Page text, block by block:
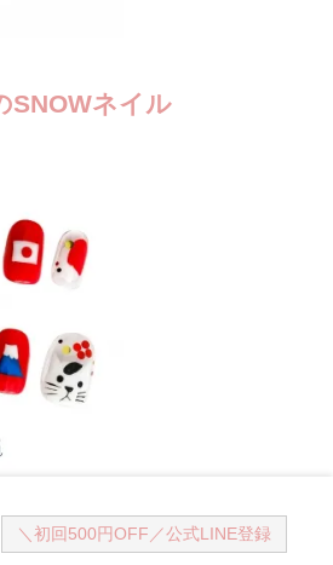
SNOWネイル
＼初回500円OFF／公式LINE登録